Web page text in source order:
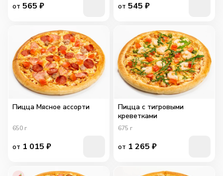
от 565 ₽ от 545 ₽
Пицца Мясное ассорти
650 г
от 1 015 ₽
Пицца с тигровыми
креветками
675 г
от 1 265 ₽